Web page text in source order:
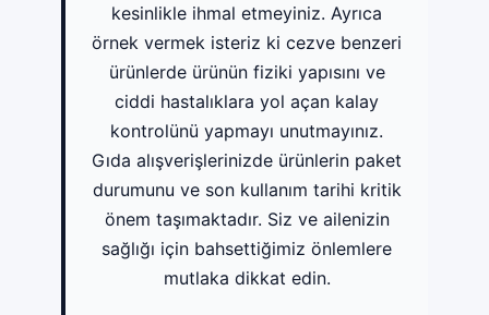
kesinlikle ihmal etmeyiniz. Ayrıca
örnek vermek isteriz ki cezve benzeri
ürünlerde ürünün fiziki yapısını ve
ciddi hastalıklara yol açan kalay
kontrolünü yapmayı unutmayınız.
Gıda alışverişlerinizde ürünlerin paket
durumunu ve son kullanım tarihi kritik
önem taşımaktadır. Siz ve ailenizin
sağlığı için bahsettiğimiz önlemlere
mutlaka dikkat edin.